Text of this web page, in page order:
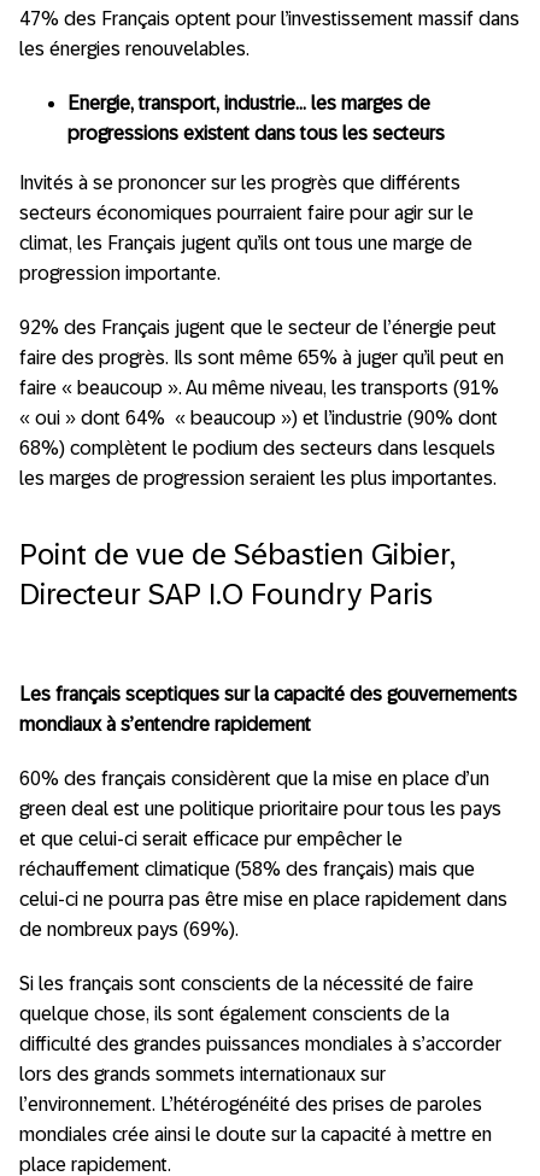
47% des Français optent pour l’investissement massif dans
les énergies renouvelables.
Energie, transport, industrie… les marges de
progressions existent dans tous les secteurs
Invités à se prononcer sur les progrès que différents
secteurs économiques pourraient faire pour agir sur le
climat, les Français jugent qu’ils ont tous une marge de
progression importante.
92% des Français jugent que le secteur de l’énergie peut
faire des progrès. Ils sont même 65% à juger qu’il peut en
faire « beaucoup ». Au même niveau, les transports (91%
« oui » dont 64% « beaucoup ») et l’industrie (90% dont
68%) complètent le podium des secteurs dans lesquels
les marges de progression seraient les plus importantes.
Point de vue de Sébastien Gibier,
Directeur SAP I.O Foundry Paris
Les français sceptiques sur la capacité des gouvernements
mondiaux à s’entendre rapidement
60% des français considèrent que la mise en place d’un
green deal est une politique prioritaire pour tous les pays
et que celui-ci serait efficace pur empêcher le
réchauffement climatique (58% des français) mais que
celui-ci ne pourra pas être mise en place rapidement dans
de nombreux pays (69%).
Si les français sont conscients de la nécessité de faire
quelque chose, ils sont également conscients de la
difficulté des grandes puissances mondiales à s’accorder
lors des grands sommets internationaux sur
l’environnement. L’hétérogénéité des prises de paroles
mondiales crée ainsi le doute sur la capacité à mettre en
place rapidement.